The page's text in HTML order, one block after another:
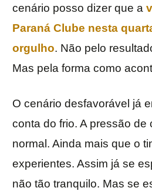
cenário posso dizer que a
Paraná Clube nesta
orgulho. Não pelo
Mas pela forma como
O cenário desfavorável já
conta do frio. A pressão de
normal. Ainda mais que o
experientes. Assim já se
não tão tranquilo. Mas se